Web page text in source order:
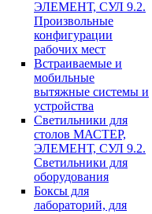
ЭЛЕМЕНТ, СУЛ 9.2.
Произвольные
конфигурации
рабочих мест
Встраиваемые и
мобильные
вытяжные системы и
устройства
Светильники для
столов МАСТЕР,
ЭЛЕМЕНТ, СУЛ 9.2.
Светильники для
оборудования
Боксы для
лабораторий, для